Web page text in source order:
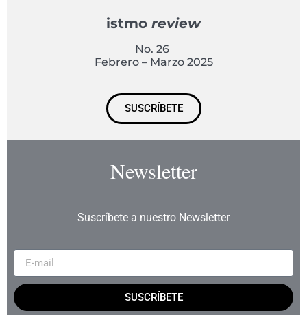
istmo review
No. 26
Febrero – Marzo 2025
SUSCRÍBETE
Newsletter
Suscríbete a nuestro Newsletter
SUSCRÍBETE